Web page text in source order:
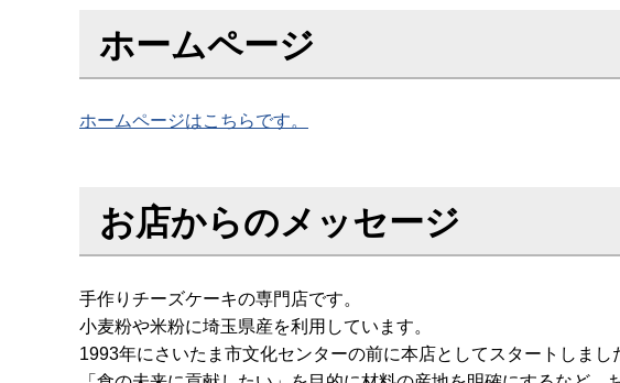
ホームページ
ホームページはこちらです。
お店からのメッセージ
手作りチーズケーキの専門店です。
小麦粉や米粉に埼玉県産を利用しています。
1993年にさいたま市文化センターの前に本店としてスタートしまし